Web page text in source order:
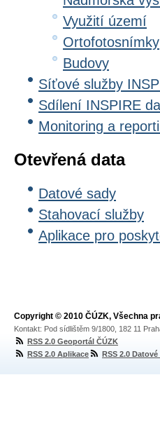
Využití území
Ortofotosnímky
Budovy
Síťové služby
Sdílení INSPIRE
Monitoring a
Otevřená data
Datové sady
Stahovací služby
Aplikace pro
Copyright © 2010 ČÚZK, Všechna
Kontakt: Pod sídlištěm 9/1800, 182 11
RSS 2.0 Geoportál ČÚZK
RSS 2.0 Aplikace
RSS 2.0